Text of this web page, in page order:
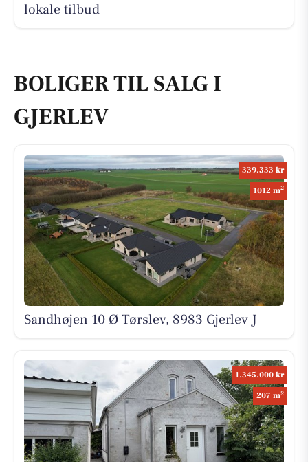
lokale tilbud
BOLIGER TIL SALG I
GJERLEV
339.333 kr
1012 m2
Sandhøjen 10 Ø Tørslev, 8983 Gjerlev J
1.345.000 kr
207 m2